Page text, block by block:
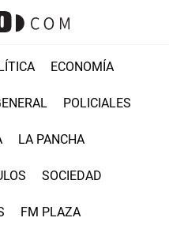
ECONOMÍA
POLICIALES
LA PANCHA
SOCIEDAD
FM PLAZA